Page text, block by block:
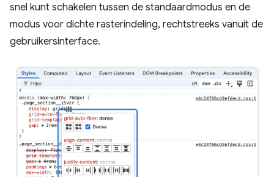
snel kunt schakelen tussen de standaardmodus en de
modus voor dichte rasterindeling, rechtstreeks vanuit de
gebruikersinterface.